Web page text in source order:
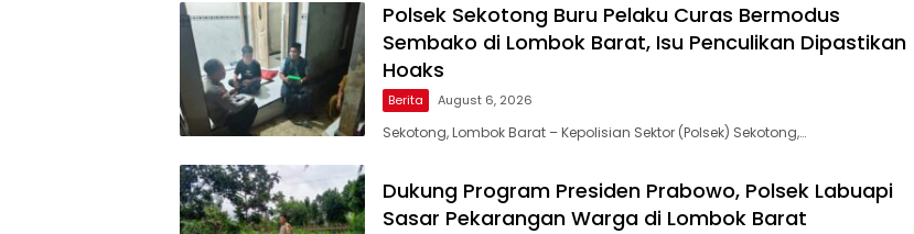
Polsek Sekotong Buru Pelaku Curas Bermodus
Sembako di Lombok Barat, Isu Penculikan Dipastikan
Hoaks
Berita August 6, 2026
Sekotong, Lombok Barat – Kepolisian Sektor (Polsek) Sekotong,…
Dukung Program Presiden Prabowo, Polsek Labuapi
Sasar Pekarangan Warga di Lombok Barat